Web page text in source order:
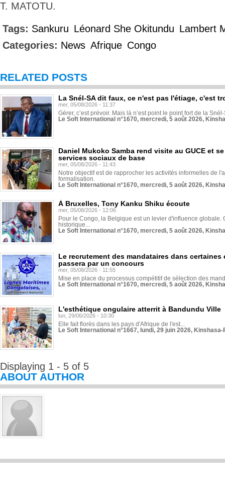
T. MATOTU.
Tags: Sankuru Léonard She Okitundu Lambert
Categories: News Afrique Congo
RELATED POSTS
La Snél-SA dit faux, ce n'est pas l'étiage, c'est
mer, 05/08/2026 - 11:37
Gérer, c’est prévoir. Mais là n’est point le point fort de la
Le Soft International n°1670, mercredi, 5 août 2026,
Daniel Mukoko Samba rend visite au GUCE et
services sociaux de base
mer, 05/08/2026 - 11:43
Notre objectif est de rapprocher les activités informelles de
formalisation.
Le Soft International n°1670, mercredi, 5 août 2026,
À Bruxelles, Tony Kanku Shiku écoute
mer, 05/08/2026 - 12:06
Pour le Congo, la Belgique est un levier d'influence globale.
historique...
Le Soft International n°1670, mercredi, 5 août 2026,
Le recrutement des mandataires dans
passera par un concours
mer, 05/08/2026 - 11:55
Mise en place du processus compétitif de sélection des
Le Soft International n°1670, mercredi, 5 août 2026,
L'esthétique ongulaire atterrit à Bandundu Ville
lun, 29/06/2026 - 10:30
Elle fait florès dans les pays d'Afrique de l'est...
Le Soft International n°1667, lundi, 29 juin 2026,
Displaying 1 - 5 of 5
ABOUT AUTHOR